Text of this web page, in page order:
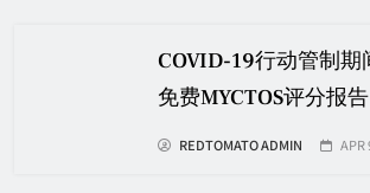
COVID-19行动管制期
免费MYCTOS评分报告
REDTOMATO ADMIN APR